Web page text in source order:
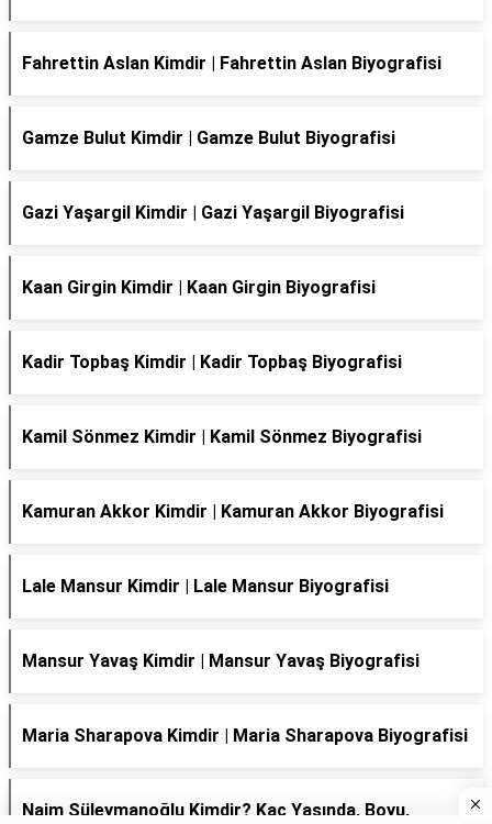
Fahrettin Aslan Kimdir | Fahrettin Aslan Biyografisi
Gamze Bulut Kimdir | Gamze Bulut Biyografisi
Gazi Yaşargil Kimdir | Gazi Yaşargil Biyografisi
Kaan Girgin Kimdir | Kaan Girgin Biyografisi
Kadir Topbaş Kimdir | Kadir Topbaş Biyografisi
Kamil Sönmez Kimdir | Kamil Sönmez Biyografisi
Kamuran Akkor Kimdir | Kamuran Akkor Biyografisi
Lale Mansur Kimdir | Lale Mansur Biyografisi
Mansur Yavaş Kimdir | Mansur Yavaş Biyografisi
Maria Sharapova Kimdir | Maria Sharapova Biyografisi
Naim Süleymanoğlu Kimdir? Kaç Yaşında, Boyu,